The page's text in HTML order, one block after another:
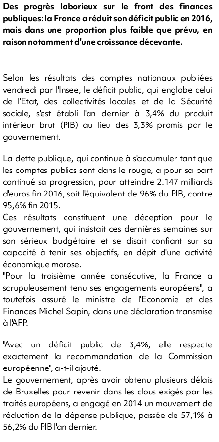
Des progrès laborieux sur le front des finances
publiques: la France a réduit son déficit public en 2016,
mais dans une proportion plus faible que prévu, en
raison notamment d'une croissance décevante.
Selon les résultats des comptes nationaux publiées
vendredi par l'Insee, le déficit public, qui englobe celui
de l'Etat, des collectivités locales et de la Sécurité
sociale, s'est établi l'an dernier à 3,4% du produit
intérieur brut (PIB) au lieu des 3,3% promis par le
gouvernement.
La dette publique, qui continue à s'accumuler tant que
les comptes publics sont dans le rouge, a pour sa part
continué sa progression, pour atteindre 2.147 milliards
d'euros fin 2016, soit l'équivalent de 96% du PIB, contre
95,6% fin 2015.
Ces résultats constituent une déception pour le
gouvernement, qui insistait ces dernières semaines sur
son sérieux budgétaire et se disait confiant sur sa
capacité à tenir ses objectifs, en dépit d'une activité
économique morose.
"Pour la troisième année consécutive, la France a
scrupuleusement tenu ses engagements européens", a
toutefois assuré le ministre de l'Economie et des
Finances Michel Sapin, dans une déclaration transmise
à l'AFP.
"Avec un déficit public de 3,4%, elle respecte
exactement la recommandation de la Commission
européenne", a-t-il ajouté.
Le gouvernement, après avoir obtenu plusieurs délais
de Bruxelles pour revenir dans les clous exigés par les
traités européens, a engagé en 2014 un mouvement de
réduction de la dépense publique, passée de 57,1% à
56,2% du PIB l'an dernier.